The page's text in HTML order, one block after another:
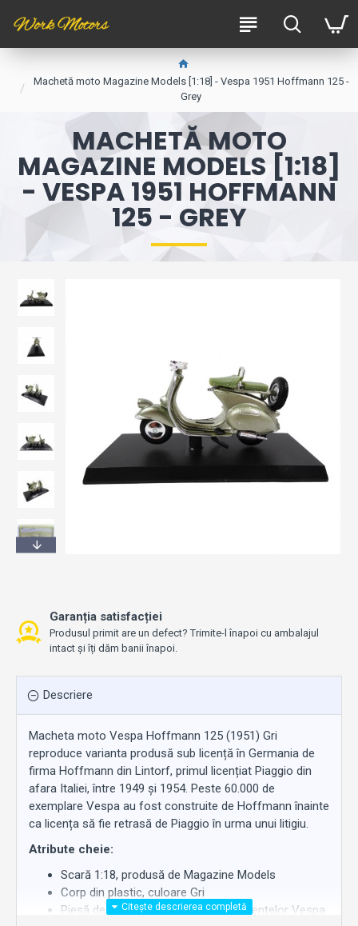
Machetă moto Magazine Models [1:18] - Vespa 1951 Hoffmann 125 -
Grey
MACHETĂ MOTO
MAGAZINE MODELS [1:18]
- VESPA 1951 HOFFMANN
125 - GREY
Garanția satisfacției
Produsul primit are un defect? Trimite-l înapoi cu ambalajul
intact și îți dăm banii înapoi.
Descriere
Macheta moto Vespa Hoffmann 125 (1951) Gri
reproduce varianta produsă sub licență în Germania de
firma Hoffmann din Lintorf, primul licențiat Piaggio din
afara Italiei, între 1949 și 1954. Peste 60.000 de
exemplare Vespa au fost construite de Hoffmann înainte
ca licența să fie retrasă de Piaggio în urma unui litigiu.
Atribute cheie:
Scară 1:18, produsă de Magazine Models
Corp din plastic, culoare Gri
Piesă de colecție legată de istoria licențelor Vespa